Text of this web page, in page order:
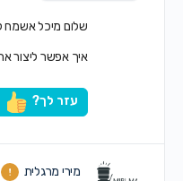
שלום מיכל אשמח
איך אפשר ליצור
עזר לך?
מירי מרגלית